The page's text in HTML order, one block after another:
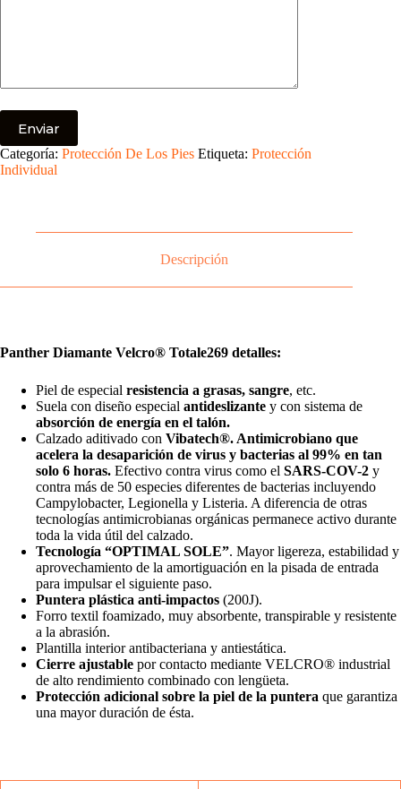
Categoría: Protección De Los Pies Etiqueta: Protección
Individual
Descripción
Panther Diamante Velcro® Totale269 detalles:
Piel de especial resistencia a grasas, sangre, etc.
Suela con diseño especial antideslizante y con sistema de
absorción de energía en el talón.
Calzado aditivado con Vibatech®. Antimicrobiano que
acelera la desaparición de virus y bacterias al 99% en tan
solo 6 horas. Efectivo contra virus como el SARS-COV-2 y
contra más de 50 especies diferentes de bacterias incluyendo
Campylobacter, Legionella y Listeria. A diferencia de otras
tecnologías antimicrobianas orgánicas permanece activo durante
toda la vida útil del calzado.
Tecnología “OPTIMAL SOLE”. Mayor ligereza, estabilidad y
aprovechamiento de la amortiguación en la pisada de entrada
para impulsar el siguiente paso.
Puntera plástica anti-impactos (200J).
Forro textil foamizado, muy absorbente, transpirable y resistente
a la abrasión.
Plantilla interior antibacteriana y antiestática.
Cierre ajustable por contacto mediante VELCRO® industrial
de alto rendimiento combinado con lengüeta.
Protección adicional sobre la piel de la puntera que garantiza
una mayor duración de ésta.